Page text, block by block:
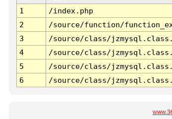
1
/index.php
2
/source/function/
3
/source/class/
4
/source/class/
5
/source/class/
6
/source/class/